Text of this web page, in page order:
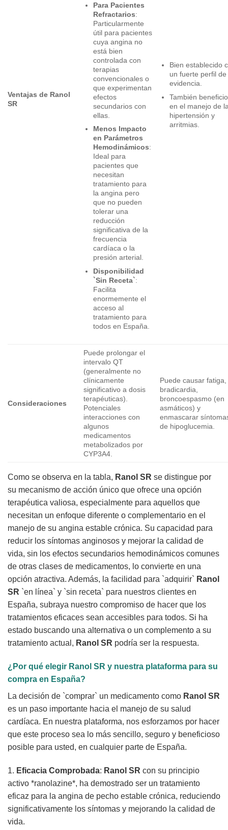
Ventajas de Ranol
SR
Para Pacientes
Refractarios:
Particularmente
útil para pacientes
cuya angina no
está bien
controlada con
terapias
convencionales o
que experimentan
efectos
secundarios con
ellas.
Menos Impacto
en Parámetros
Hemodinámicos:
Ideal para
pacientes que
necesitan
tratamiento para
la angina pero
que no pueden
tolerar una
reducción
significativa de la
frecuencia
cardíaca o la
presión arterial.
Disponibilidad
`Sin Receta`:
Facilita
enormemente el
acceso al
tratamiento para
todos en España.
Bien establecido
un fuerte perfil de
evidencia.
También
en el manejo de
hipertensión y
arritmias.
Consideraciones
Puede prolongar el
intervalo QT
(generalmente no
clínicamente
significativo a dosis
terapéuticas).
Potenciales
interacciones con
algunos
medicamentos
metabolizados por
CYP3A4.
Puede causar fatiga,
bradicardia,
broncoespasmo (en
asmáticos) y
enmascarar
de hipoglucemia.
Como se observa en la tabla, Ranol SR se distingue por
su mecanismo de acción único que ofrece una opción
terapéutica valiosa, especialmente para aquellos que
necesitan un enfoque diferente o complementario en el
manejo de su angina estable crónica. Su capacidad para
reducir los síntomas anginosos y mejorar la calidad de
vida, sin los efectos secundarios hemodinámicos comunes
de otras clases de medicamentos, lo convierte en una
opción atractiva. Además, la facilidad para `adquirir` Ranol
SR `en línea` y `sin receta` para nuestros clientes en
España, subraya nuestro compromiso de hacer que los
tratamientos eficaces sean accesibles para todos. Si ha
estado buscando una alternativa o un complemento a su
tratamiento actual, Ranol SR podría ser la respuesta.
¿Por qué elegir Ranol SR y nuestra plataforma para su
compra en España?
La decisión de `comprar` un medicamento como Ranol SR
es un paso importante hacia el manejo de su salud
cardíaca. En nuestra plataforma, nos esforzamos por hacer
que este proceso sea lo más sencillo, seguro y beneficioso
posible para usted, en cualquier parte de España.
1. Eficacia Comprobada: Ranol SR con su principio
activo *ranolazine*, ha demostrado ser un tratamiento
eficaz para la angina de pecho estable crónica, reduciendo
significativamente los síntomas y mejorando la calidad de
vida.